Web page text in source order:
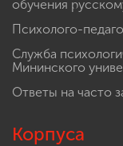
обучения
Психолого-
Служба
Мининского
Ответы на часто
Корпуса